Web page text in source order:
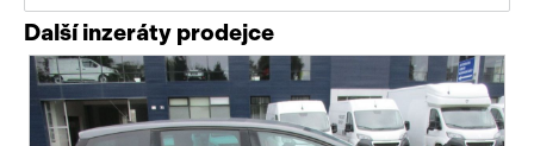
Další inzeráty prodejce